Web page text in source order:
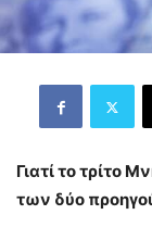
Γιατί το τρίτο
των δύο